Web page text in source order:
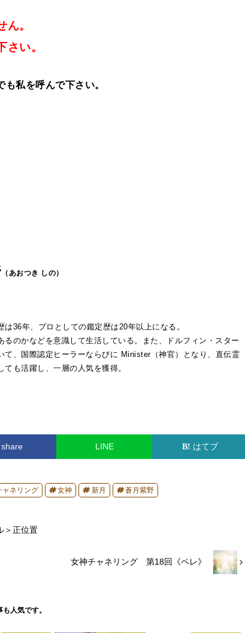
ん。
い。
私を呼んで下さい。
（あおつき しの）
36年、プロとしての鑑定歴は20年以上になる。
るのかなどを意識して生活している。また、ドルフィン・スター
て、国際認定ヒーラーならびに Minister（神官）となり、直伝霊
も活躍し、一層の人気を獲得。
share LINE はてブ
ャネリング 女神 新月 蒼月紫野
＞正位置
女神チャネリング 第18回《ペレ》
人気です。